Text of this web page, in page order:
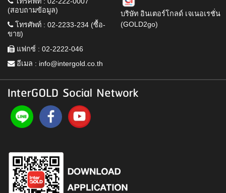
(สอบถามข้อมูล)
โทรศัพท์ : 02-2233-234 (ซื้อ-
ขาย)
แฟกซ์ : 02-2222-046
อีเมล : info@intergold.co.th
บริษัท อินเตอร์โกลด์ เจเนอเรชั่น
(GOLD2go)
InterGOLD Social Network